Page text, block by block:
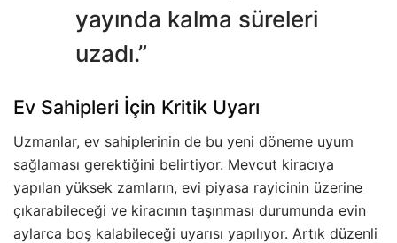
yayında kalma süreleri
uzadı.”
Ev Sahipleri İçin Kritik Uyarı
Uzmanlar, ev sahiplerinin de bu yeni döneme uyum
sağlaması gerektiğini belirtiyor. Mevcut kiracıya
yapılan yüksek zamların, evi piyasa rayicinin üzerine
çıkarabileceği ve kiracının taşınması durumunda evin
aylarca boş kalabileceği uyarısı yapılıyor. Artık düzenli